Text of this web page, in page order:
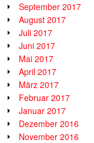
September 2017
August 2017
Juli 2017
Juni 2017
Mai 2017
April 2017
März 2017
Februar 2017
Januar 2017
Dezember 2016
November 2016